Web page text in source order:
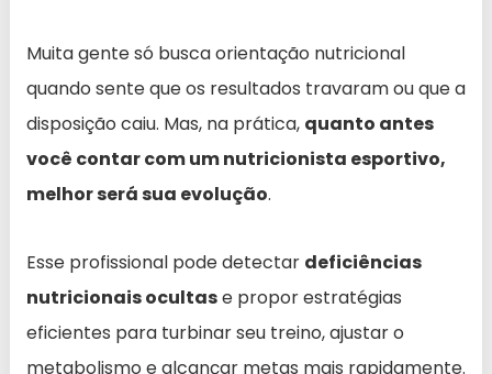
Muita gente só busca orientação nutricional
quando sente que os resultados travaram ou que a
disposição caiu. Mas, na prática, quanto antes
você contar com um nutricionista esportivo,
melhor será sua evolução.
Esse profissional pode detectar deficiências
nutricionais ocultase propor estratégias
eficientes para turbinar seu treino, ajustar o
metabolismo e alcançar metas mais rapidamente.